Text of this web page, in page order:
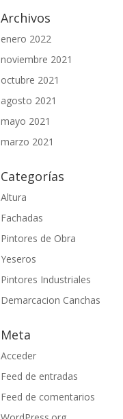
Archivos
enero 2022
noviembre 2021
octubre 2021
agosto 2021
mayo 2021
marzo 2021
Categorías
Altura
Fachadas
Pintores de Obra
Yeseros
Pintores Industriales
Demarcacion Canchas
Meta
Acceder
Feed de entradas
Feed de comentarios